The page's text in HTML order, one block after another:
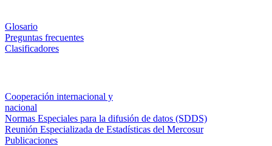
Glosario
Preguntas frecuentes
Clasificadores
Cooperación internacional y
nacional
Normas Especiales para la difusión de datos (SDDS)
Reunión Especializada de Estadísticas del Mercosur
Publicaciones